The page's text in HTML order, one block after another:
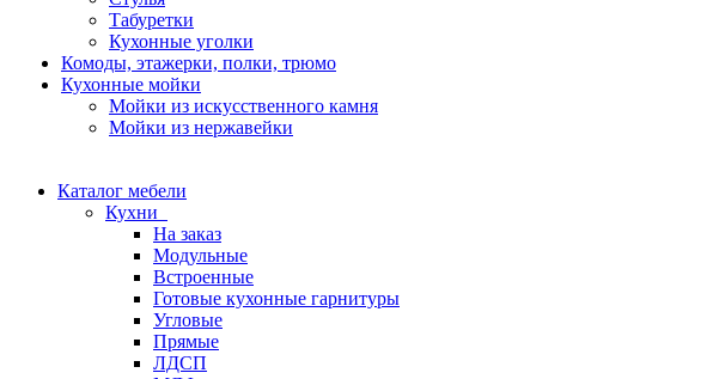
Табуретки
Кухонные уголки
Комоды, этажерки, полки, трюмо
Кухонные мойки
Мойки из искусственного камня
Мойки из нержавейки
Каталог мебели
Кухни
На заказ
Модульные
Встроенные
Готовые кухонные гарнитуры
Угловые
Прямые
ЛДСП